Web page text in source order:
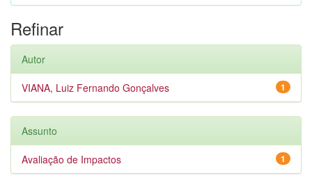
Refinar
Autor
1
VIANA, Luiz Fernando Gonçalves
Assunto
1
Avaliação de Impactos